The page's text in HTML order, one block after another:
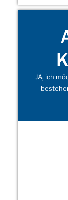
JA, ich